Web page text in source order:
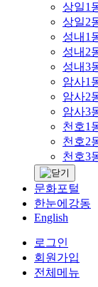
상일1
상일2
성내1
성내2
성내3
암사1
암사2
암사3
천호1
천호2
천호3
문화포털
한눈에강동
English
로그인
회원가입
전체메뉴